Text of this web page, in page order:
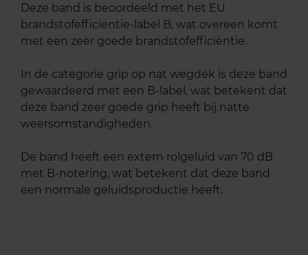
Deze band is beoordeeld met het EU
brandstofefficiëntie-label B, wat overeen komt
met een zeer goede brandstofefficiëntie.
In de categorie grip op nat wegdek is deze band
gewaardeerd met een B-label, wat betekent dat
deze band zeer goede grip heeft bij natte
weersomstandigheden.
De band heeft een extern rolgeluid van 70 dB
met B-notering, wat betekent dat deze band
een normale geluidsproductie heeft.